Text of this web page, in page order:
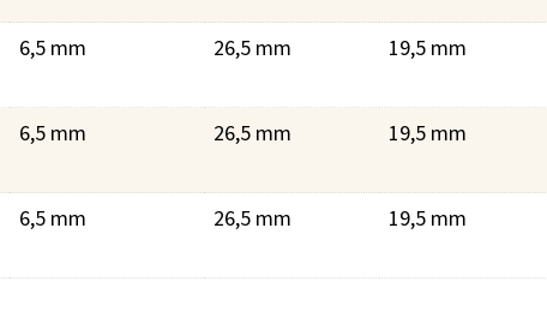
6,5 mm 26,5 mm 19,5 mm
6,5 mm 26,5 mm 19,5 mm
6,5 mm 26,5 mm 19,5 mm